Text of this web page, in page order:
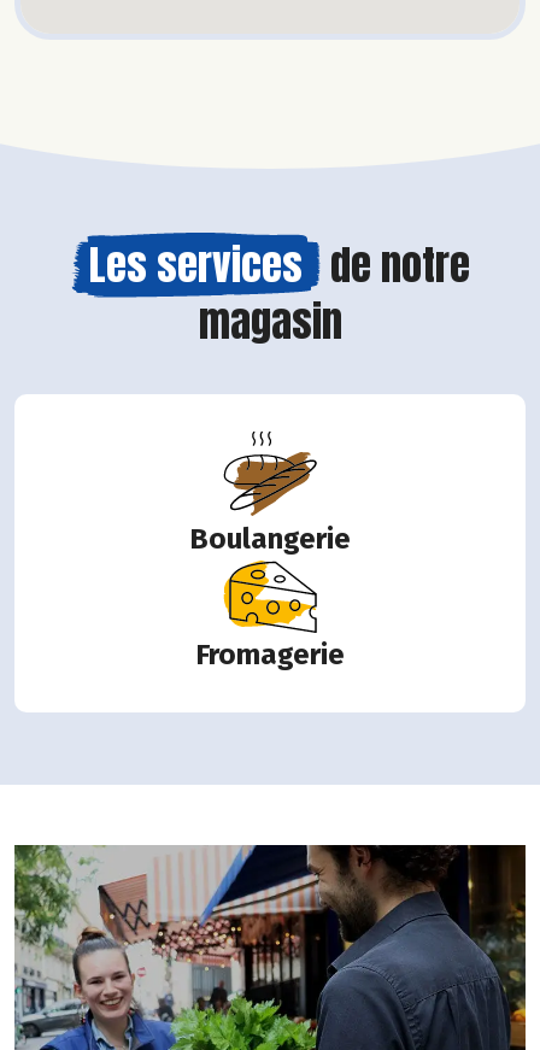
Les services de notre
magasin
Boulangerie
Fromagerie